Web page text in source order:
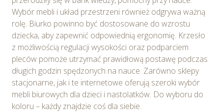
Wybór mebli i układ przestrzeni również odgrywa ważną
rolę. Biurko powinno być dostosowane do wzrostu
dziecka, aby zapewnić odpowiednią ergonomię. Krzesło
z możliwością regulacji wysokości oraz podparciem
pleców pomoże utrzymać prawidłową postawę podczas
długich godzin spędzonych na nauce. Zarówno sklepy
stacjonarne, jak i te internetowe oferują szeroki wybór
mebli biurowych dla dzieci i nastolatków. Do wyboru do
koloru – każdy znajdzie coś dla siebie.